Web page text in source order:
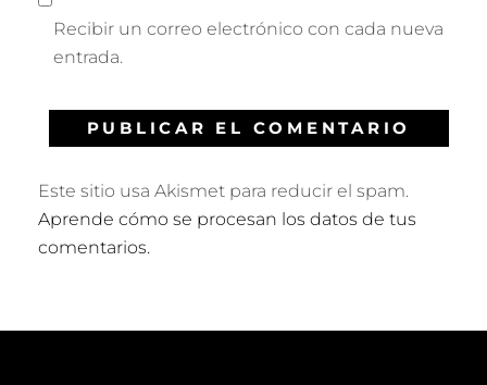
Recibir un correo electrónico con cada nueva
entrada.
Este sitio usa Akismet para reducir el spam.
Aprende cómo se procesan los datos de tus
comentarios.